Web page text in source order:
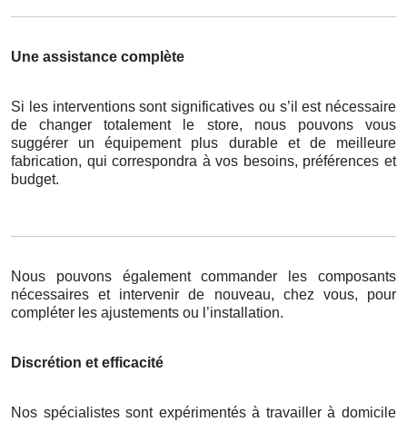
Une assistance complète
Si les interventions sont significatives ou s’il est nécessaire
de changer totalement le store, nous pouvons vous
suggérer un équipement plus durable et de meilleure
fabrication, qui correspondra à vos besoins, préférences et
budget.
Nous pouvons également commander les composants
nécessaires et intervenir de nouveau, chez vous, pour
compléter les ajustements ou l’installation.
Discrétion et efficacité
Nos spécialistes sont expérimentés à travailler à domicile